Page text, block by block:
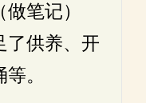
笔记）
了供养、开
。